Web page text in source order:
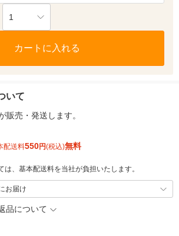
1
カートに入れる
いて
販売・発送します。
配送料550円(税込)無料
は、基本配送料を当社が負担いたします。
お届け
品について